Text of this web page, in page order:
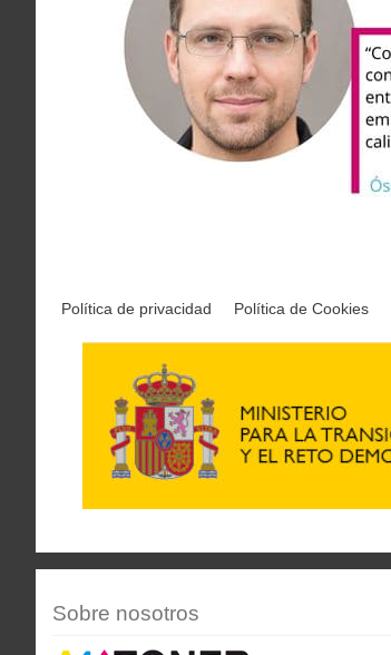
Política de privacidad Política de Cookies
Sobre nosotros